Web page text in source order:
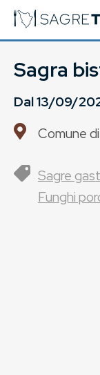
Sagra
Dal13/09/
Comune di
Sagre
Funghi